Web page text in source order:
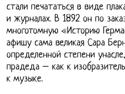
стали печататься в виде
и журналах. В 1892 он по
многотомную «Историю
афишу сама великая Сара
определенной степени
прадеда – как к
к музыке.